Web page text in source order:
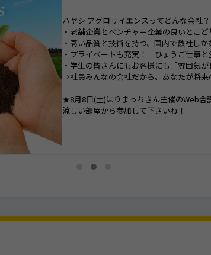
ハヤシ アグロサイエンスってどんな会社？
・老舗企業とベンチャー企業の良いとこ
・高い品質と技術を持つ、国内で数社しか
・プライベートも充実！「ひょうご仕事
・学生の皆さんにもお客様にも「雰囲気
⇒社員みんなの会社だから。あなたが将来
★8月8日(土)はりまっちさん主催のWeb合
涼しい部屋から参加して下さいね！